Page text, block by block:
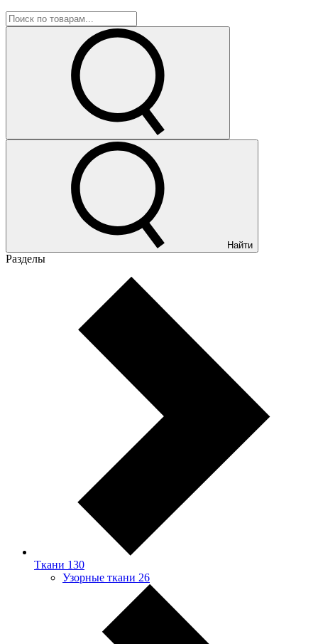
Найти
Разделы
Ткани 130
Узорные ткани 26